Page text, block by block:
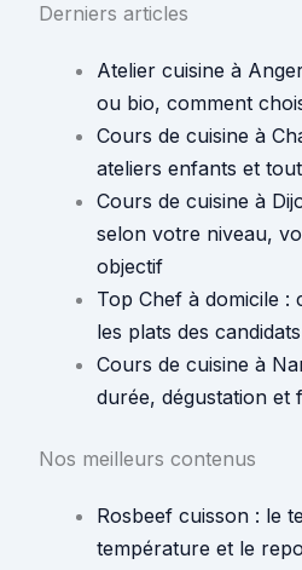
Derniers articles
Atelier cuisine à
ou bio, comment
Cours de cuisine à
ateliers enfants et
Cours de cuisine à
selon votre niveau,
objectif
Top Chef à domicile :
les plats des
Cours de cuisine à
durée, dégustation et
Nos meilleurs contenus
Rosbeef cuisson : le
température et le